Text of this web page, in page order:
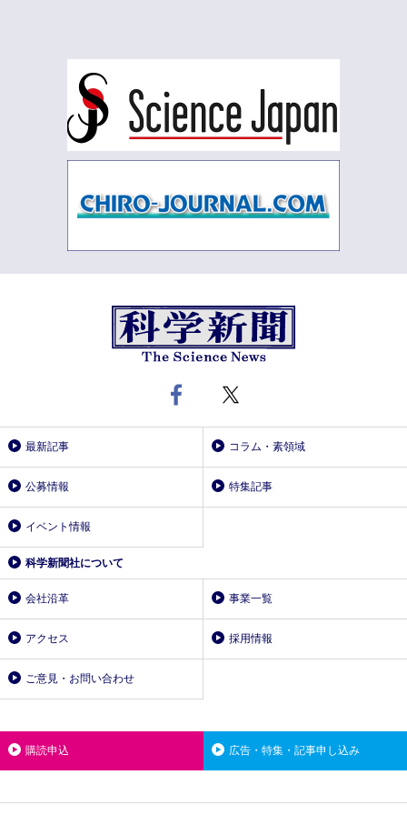
最新記事 コラム・素領域
公募情報 特集記事
イベント情報
科学新聞社について
会社沿革 事業一覧
アクセス 採用情報
ご意見・お問い合わせ
購読申込 広告・特集・記事申し込み